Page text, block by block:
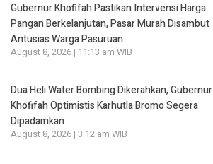
Gubernur Khofifah Pastikan Intervensi Harga
Pangan Berkelanjutan, Pasar Murah Disambut
Antusias Warga Pasuruan
August 8, 2026 | 11:13 am WIB
Dua Heli Water Bombing Dikerahkan, Gubernur
Khofifah Optimistis Karhutla Bromo Segera
Dipadamkan
August 8, 2026 | 3:12 am WIB